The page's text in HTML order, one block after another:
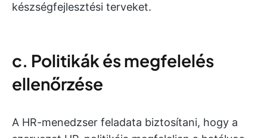
készségfejlesztési terveket.
c. Politikák és megfelelés
ellenőrzése
A HR-menedzser feladata biztosítani, hogy a